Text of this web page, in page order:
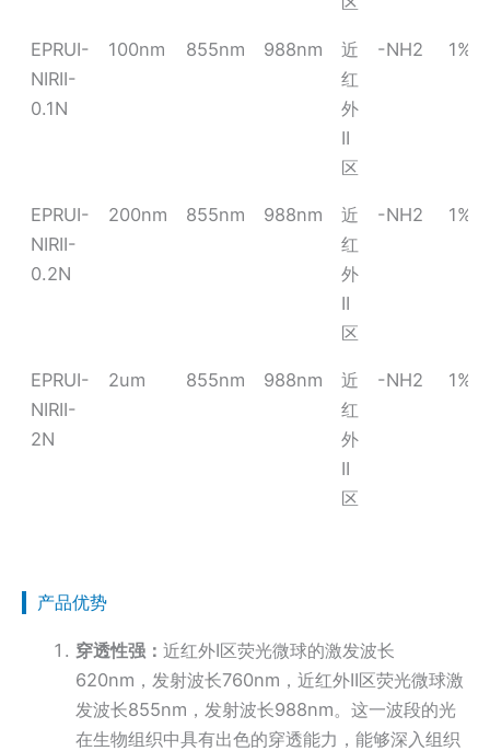
EPRUI-
NIRII-
0.1N
100nm 855nm 988nm
近
红
外
II
区
-NH2 1%
EPRUI-
NIRII-
0.2N
200nm 855nm 988nm
近
红
外
II
区
-NH2 1%
EPRUI-
NIRII-
2N
2um 855nm 988nm
近
红
外
II
区
-NH2 1%
产品优势
穿透性强：近红外I区荧光微球的激发波长
620nm，发射波长760nm，近红外II区荧光微球激
发波长855nm，发射波长988nm。这一波段的光
在生物组织中具有出色的穿透能力，能够深入组织